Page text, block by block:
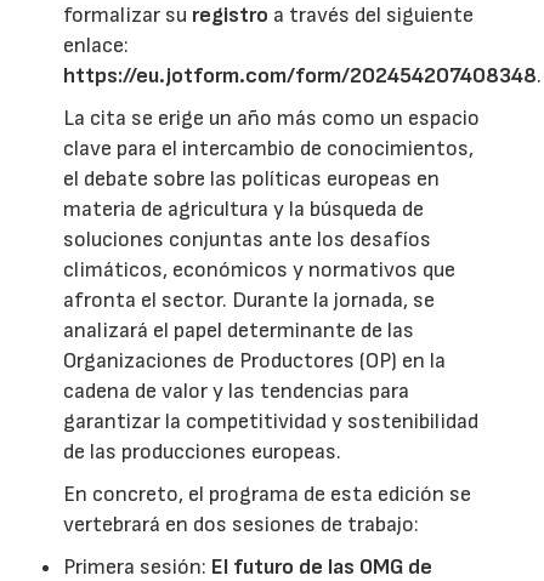
formalizar su registro a través del siguiente
enlace:
https://eu.jotform.com/form/202454207408348.
La cita se erige un año más como un espacio
clave para el intercambio de conocimientos,
el debate sobre las políticas europeas en
materia de agricultura y la búsqueda de
soluciones conjuntas ante los desafíos
climáticos, económicos y normativos que
afronta el sector. Durante la jornada, se
analizará el papel determinante de las
Organizaciones de Productores (OP) en la
cadena de valor y las tendencias para
garantizar la competitividad y sostenibilidad
de las producciones europeas.
En concreto, el programa de esta edición se
vertebrará en dos sesiones de trabajo:
Primera sesión: El futuro de las OMG de